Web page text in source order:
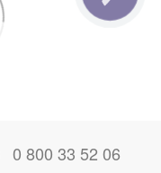
0 800 33 52 06